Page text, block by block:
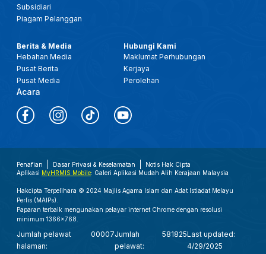
Subsidiari
Piagam Pelanggan
Berita & Media
Hebahan Media
Pusat Berita
Pusat Media
Acara
Hubungi Kami
Maklumat Perhubungan
Kerjaya
Perolehan
Penafian Dasar Privasi & Keselamatan
Notis Hak Cipta
Aplikasi MyHRMIS Mobile: Galeri Aplikasi Mudah Alih Kerajaan Malaysia
Hakcipta Terpelihara © 2024 Majlis Agama Islam dan Adat Istiadat Melayu
Perlis (MAIPs).
Paparan terbaik mengunakan pelayar internet Chrome dengan resolusi
minimum 1366x768.
Jumlah pelawat
halaman:
00007Jumlah
pelawat:
581825Last updated:
4/29/2025